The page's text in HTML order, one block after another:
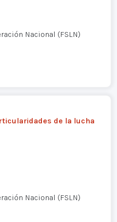
Nacional (FSLN)
de la lucha
Nacional (FSLN)